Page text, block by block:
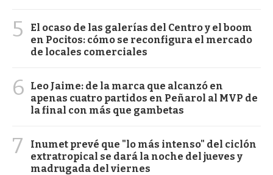
5
El ocaso de las galerías del Centro y el boom
en Pocitos: cómo se reconfigura el mercado
de locales comerciales
6
Leo Jaime: de la marca que alcanzó en
apenas cuatro partidos en Peñarol al MVP de
la final con más que gambetas
7
Inumet prevé que "lo más intenso" del ciclón
extratropical se dará la noche del jueves y
madrugada del viernes